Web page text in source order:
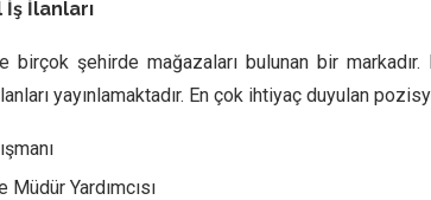
İlanları
birçok şehirde mağazaları bulunan bir
yayınlamaktadır. En çok ihtiyaç duyulan
Yardımcısı